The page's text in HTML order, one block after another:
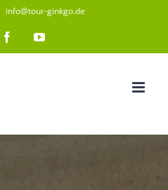
info@tour-ginkgo.de
FacebookYouTube